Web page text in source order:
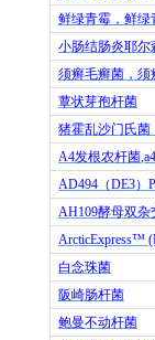
鲜绿青霉，鲜绿
小肠结肠炎耶尔
须癣毛癣菌，须
蕈状芽孢杆菌
猪霍乱沙门氏菌
A4发根农杆菌 ,a4
AD494 （DE3）
AH109酵母双杂
ArcticExpress™
白念珠菌
阪崎肠杆菌
鲍曼不动杆菌